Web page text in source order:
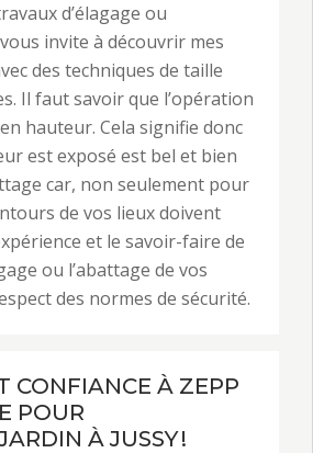
d’élagage ou
invite à découvrir mes
des techniques de taille
Il faut savoir que l’opération
hauteur. Cela signifie donc
est exposé est bel et bien
car, non seulement pour
de vos lieux doivent
et le savoir-faire de
ou l’abattage de vos
des normes de sécurité.
CONFIANCE À ZEPP
POUR
À JUSSY !